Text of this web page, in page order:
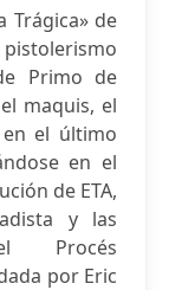
Trágica» de
pistolerismo
Primo de
maquis, el
el último
en el
de ETA,
y las
Procés
por Eric